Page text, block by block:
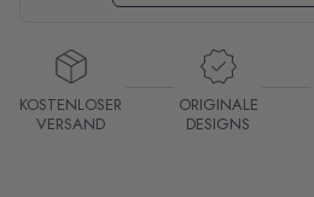
KOSTENLOSER
VERSAND
ORIGINALE
DESIGNS